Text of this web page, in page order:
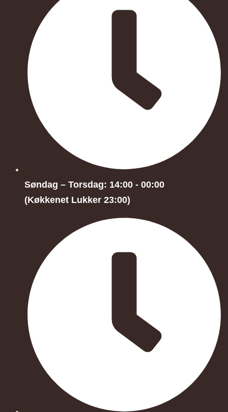
Søndag – Torsdag: 14:00 - 00:00
(Køkkenet Lukker 23:00)